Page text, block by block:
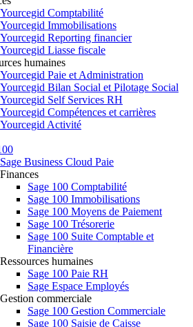
Yourcegid Comptabilité
Yourcegid Immobilisations
Yourcegid Reporting financier
Yourcegid Liasse fiscale
humaines
Yourcegid Paie et Administration
Yourcegid Bilan Social et Pilotage Social
Yourcegid Self Services RH
Yourcegid Compétences et carrières
Yourcegid Activité
Sage Business Cloud Paie
Finances
Sage 100 Comptabilité
Sage 100 Immobilisations
Sage 100 Moyens de Paiement
Sage 100 Trésorerie
Sage 100 Suite Comptable et
Financière
Ressources humaines
Sage 100 Paie RH
Sage Espace Employés
Gestion commerciale
Sage 100 Gestion Commerciale
Sage 100 Saisie de Caisse